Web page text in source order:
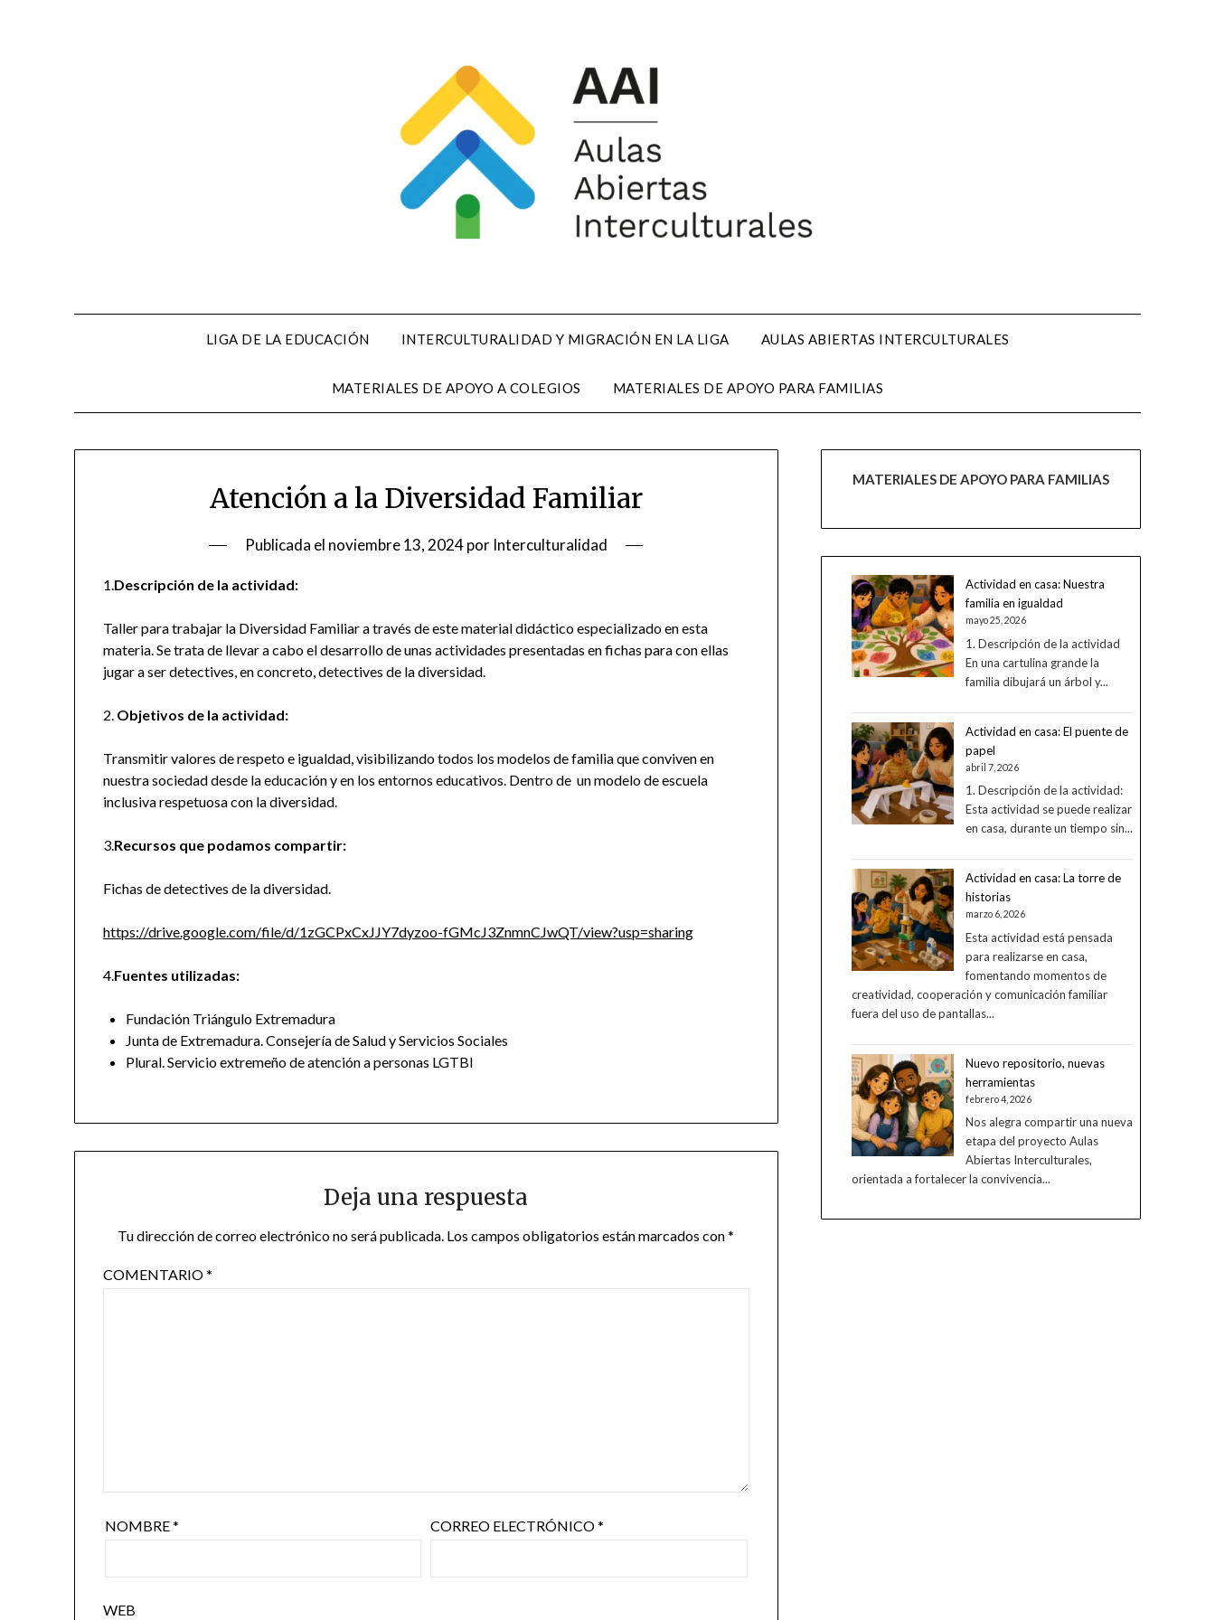
LIGA DE LA EDUCACIÓN INTERCULTURALIDAD Y MIGRACIÓN EN LA LIGA AULAS ABIERTAS INTERCULTURALES
MATERIALES DE APOYO A COLEGIOS MATERIALES DE APOYO PARA FAMILIAS
Atención a la Diversidad Familiar
Publicada el noviembre 13, 2024por Interculturalidad
1. Descripción de la actividad:
Taller para trabajar la Diversidad Familiar a través de este material didáctico especializado en esta
materia. Se trata de llevar a cabo el desarrollo de unas actividades presentadas en fichas para con ellas
jugar a ser detectives, en concreto, detectives de la diversidad.
2. Objetivos de la actividad:
Transmitir valores de respeto e igualdad, visibilizando todos los modelos de familia que conviven en
nuestra sociedad desde la educación y en los entornos educativos. Dentro de un modelo de escuela
inclusiva respetuosa con la diversidad.
3. Recursos que podamos compartir:
Fichas de detectives de la diversidad.
https://drive.google.com/file/d/1zGCPxCxJJY7dyzoo-fGMcJ3ZnmnCJwQT/view?usp=sharing
4. Fuentes utilizadas:
Fundación Triángulo Extremadura
Junta de Extremadura. Consejería de Salud y Servicios Sociales
Plural. Servicio extremeño de atención a personas LGTBI
Deja una respuesta
Tu dirección de correo electrónico no será publicada. Los campos obligatorios están marcados con*
COMENTARIO*
NOMBRE* CORREO ELECTRÓNICO*
WEB
MATERIALES DE APOYO PARA FAMILIAS
Actividad en casa: Nuestra
familia en igualdad
mayo 25, 2026
1. Descripción de la actividad
En una cartulina grande la
familia dibujará un árbol y...
Actividad en casa: El puente de
papel
abril 7, 2026
1. Descripción de la actividad:
Esta actividad se puede realizar
en casa, durante un tiempo sin...
Actividad en casa: La torre de
historias
marzo 6, 2026
Esta actividad está pensada
para realizarse en casa,
fomentando momentos de
creatividad, cooperación y comunicación familiar
fuera del uso de pantallas...
Nuevo repositorio, nuevas
herramientas
febrero 4, 2026
Nos alegra compartir una nueva
etapa del proyecto Aulas
Abiertas Interculturales,
orientada a fortalecer la convivencia...